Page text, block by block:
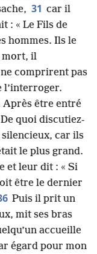
31 car il
: « Le Fils de
hommes. Ils le
mort, il
comprirent pas
l’interroger.
Après être entré
quoi discutiez-
car ils
le plus grand.
et leur dit : « Si
être le dernier
Puis il prit un
mit ses bras
accueille
égard pour mon